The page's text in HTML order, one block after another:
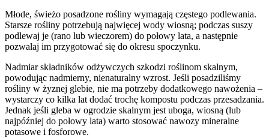
Młode, świeżo posadzone rośliny wymagają częstego podlewania.
Starsze rośliny potrzebują najwięcej wody wiosną; podczas suszy
podlewaj je (rano lub wieczorem) do połowy lata, a następnie
pozwalaj im przygotować się do okresu spoczynku.
Nadmiar składników odżywczych szkodzi roślinom skalnym,
powodując nadmierny, nienaturalny wzrost. Jeśli posadziliśmy
rośliny w żyznej glebie, nie ma potrzeby dodatkowego nawożenia –
wystarczy co kilka lat dodać trochę kompostu podczas przesadzania.
Jednak jeśli gleba w ogrodzie skalnym jest uboga, wiosną (lub
najpóźniej do połowy lata) warto stosować nawozy mineralne
potasowe i fosforowe.